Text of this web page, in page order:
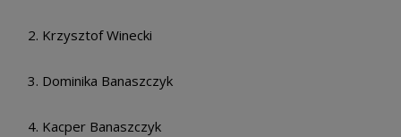
2. Krzysztof Winecki
3. Dominika Banaszczyk
4. Kacper Banaszczyk